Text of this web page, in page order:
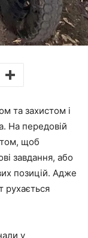
та захистом і
На передовій
щоб
завдання, або
позицій. Адже
рухається
у